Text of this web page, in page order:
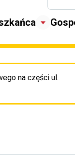
na części ul.
Przejdź do